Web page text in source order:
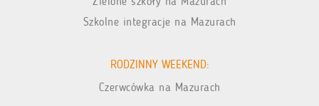
Szkolne integracje na Mazurach
RODZINNY WEEKEND:
Czerwcówka na Mazurach